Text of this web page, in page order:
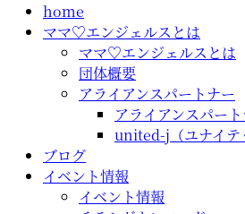
home
ママ♡エンジェルスとは
ママ♡エンジェルスとは
団体概要
アライアンスパートナー
アライアンスパー
united-j（ユナイテ
ブログ
イベント情報
イベント情報